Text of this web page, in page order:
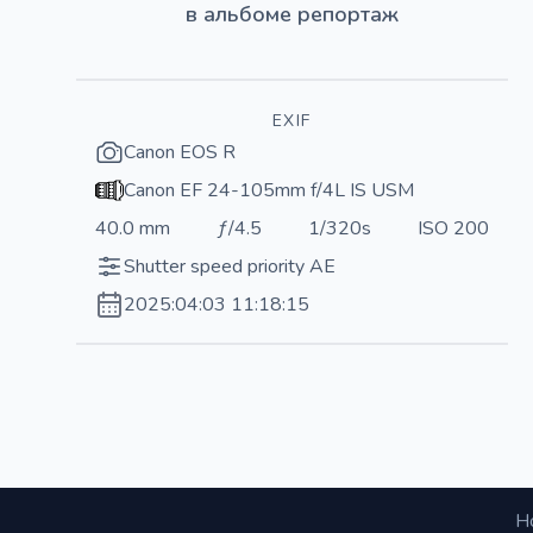
в альбоме репортаж
EXIF
Canon EOS R
Canon EF 24-105mm f/4L IS USM
40.0 mm
ƒ/4.5 1/320s
ISO 200
Shutter speed priority AE
2025:04:03 11:18:15